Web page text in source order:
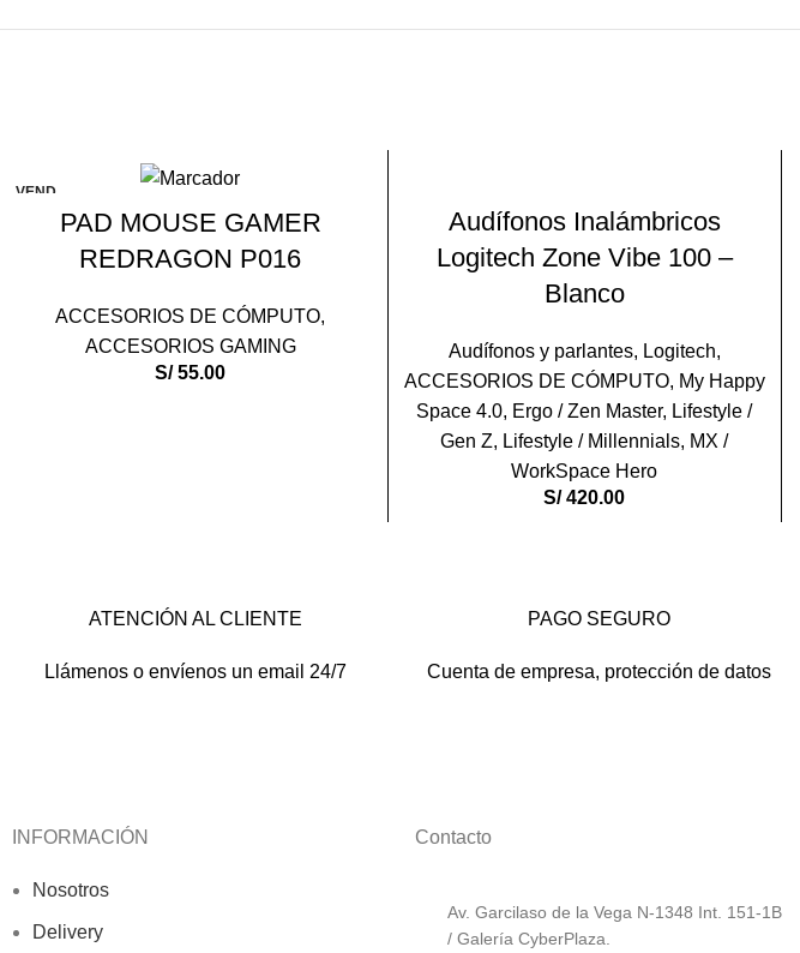
VEND
PAD MOUSE GAMER
REDRAGON P016
ACCESORIOS DE CÓMPUTO,
ACCESORIOS GAMING
S/55.00
Audífonos Inalámbricos
Logitech Zone Vibe 100 –
Blanco
Audífonos y parlantes, Logitech,
ACCESORIOS DE CÓMPUTO, My Happy
Space 4.0, Ergo / Zen Master, Lifestyle /
Gen Z, Lifestyle / Millennials, MX /
WorkSpace Hero
S/420.00
ATENCIÓN AL CLIENTE
Llámenos o envíenos un email 24/7
PAGO SEGURO
Cuenta de empresa, protección de datos
INFORMACIÓN
Nosotros
Delivery
Contacto
Av. Garcilaso de la Vega N-1348 Int. 151-1B
/ Galería CyberPlaza.